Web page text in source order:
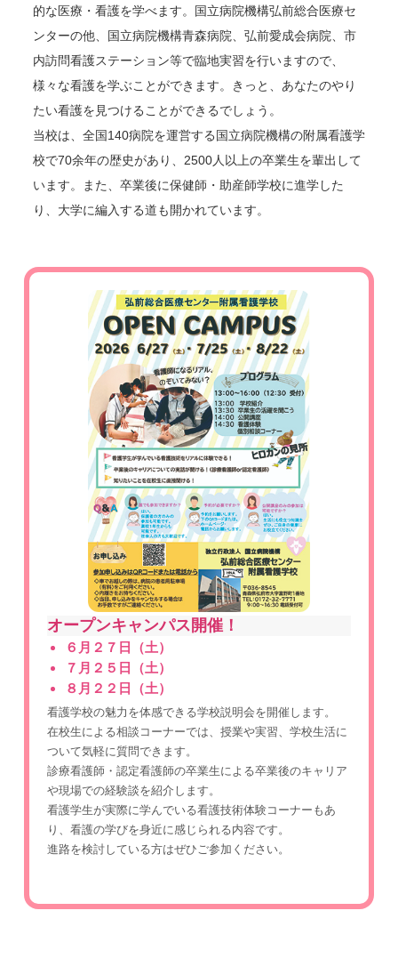
的な医療・看護を学べます。国立病院機構弘前総合医療セ
ンターの他、国立病院機構青森病院、弘前愛成会病院、市
内訪問看護ステーション等で臨地実習を行いますので、
様々な看護を学ぶことができます。きっと、あなたのやり
たい看護を見つけることができるでしょう。
当校は、全国140病院を運営する国立病院機構の附属看護学
校で70余年の歴史があり、2500人以上の卒業生を輩出して
います。また、卒業後に保健師・助産師学校に進学した
り、大学に編入する道も開かれています。
オープンキャンパス開催！
６月２７日（土）
７月２５日（土）
８月２２日（土）
看護学校の魅力を体感できる学校説明会を開催します。
在校生による相談コーナーでは、授業や実習、学校生活に
ついて気軽に質問できます。
診療看護師・認定看護師の卒業生による卒業後のキャリア
や現場での経験談を紹介します。
看護学生が実際に学んでいる看護技術体験コーナーもあ
り、看護の学びを身近に感じられる内容です。
進路を検討している方はぜひご参加ください。